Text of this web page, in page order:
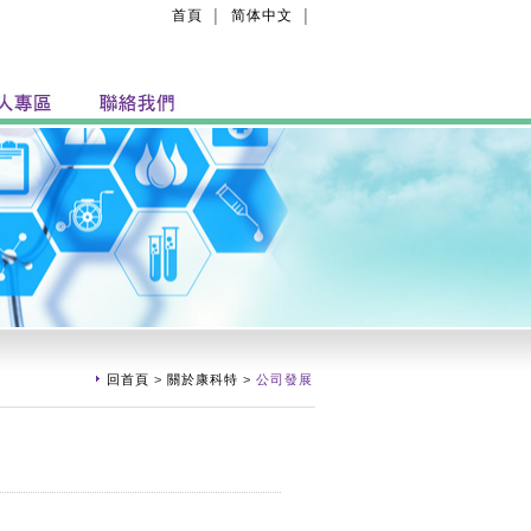
首頁 简体中文
回首頁 > 關於康科特 > 公司發展